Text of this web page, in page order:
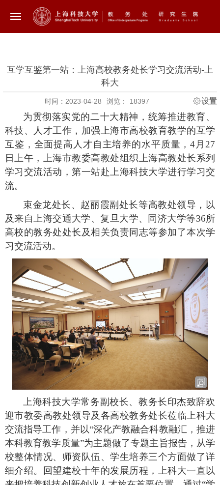
互学互鉴第一站：上海高校教务处长学习交流活动-上
科大
时间：2023-04-28 浏览： 18397 设置
为贯彻落实党的二十大精神，统筹推进教育、
科技、人才工作，加强上海市高校教育教学的互学
互鉴，全面提高人才自主培养的水平质量，4 月 27
日上午，上海市教委高教处组织上海高教处长系列
学习交流活动，第一站赴上海科技大学进行学习交
流。
束金龙处长、赵丽霞副处长等高教处领导，以
及来自上海交通大学、复旦大学、同济大学等36所
高校的教务处处长及相关负责同志等参加了本次学
习交流活动。
上海科技大学常务副校长、教务长印杰致辞欢
迎市教委高教处领导及各高校教务处长莅临上科大
交流指导工作，并以“深化产教融合科教融汇，推进
本科教育教学质量”为主题做了专题主旨报告，从学
校整体情况、师资队伍、学生培养三个方面做了详
细介绍。回望建校十年的发展历程，上科大一直以